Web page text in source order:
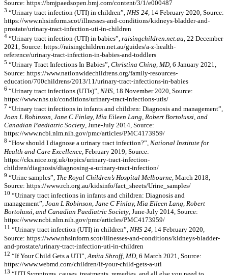
Source: https://bmjpaedsopen.bmj.com/content/3/1/e000487
3 “Urinary tract infection (UTI) in children”, NHS 24, 14 February 2020, Source:
https://www.nhsinform.scot/illnesses-and-conditions/kidneys-bladder-and-
prostate/urinary-tract-infection-uti-in-children
4 “Urinary tract infection (UTI) in babies”, raisingchildren.net.au, 22 December
2021, Source: https://raisingchildren.net.au/guides/a-z-health-
reference/urinary-tract-infection-in-babies-and-toddlers
5 “Urinary Tract Infections In Babies”, Christina Ching, MD, 6 January 2021,
Source: https://www.nationwidechildrens.org/family-resources-
education/700childrens/2013/11/urinary-tract-infections-in-babies
6 “Urinary tract infections (UTIs)”, NHS, 18 November 2020, Source:
https://www.nhs.uk/conditions/urinary-tract-infections-utis/
7 “Urinary tract infections in infants and children: Diagnosis and management”,
Joan L Robinson, Jane C Finlay, Mia Eileen Lang, Robert Bortolussi, and
Canadian Paediatric Society, June-July 2014, Source:
https://www.ncbi.nlm.nih.gov/pmc/articles/PMC4173959/
8 “How should I diagnose a urinary tract infection?”, National Institute for
Health and Care Excellence, February 2019, Source:
https://cks.nice.org.uk/topics/urinary-tract-infection-
children/diagnosis/diagnosing-a-urinary-tract-infection/
9 “Urine samples”, The Royal Children’s Hospital Melbourne, March 2018,
Source: https://www.rch.org.au/kidsinfo/fact_sheets/Urine_samples/
10 “Urinary tract infections in infants and children: Diagnosis and
management”, Joan L Robinson, Jane C Finlay, Mia Eileen Lang, Robert
Bortolussi, and Canadian Paediatric Society, June-July 2014, Source:
https://www.ncbi.nlm.nih.gov/pmc/articles/PMC4173959/
11 “Urinary tract infection (UTI) in children”, NHS 24, 14 February 2020,
Source: https://www.nhsinform.scot/illnesses-and-conditions/kidneys-bladder-
and-prostate/urinary-tract-infection-uti-in-children
12 “If Your Child Gets a UTI”, Amita Shroff, MD, 6 March 2021, Source:
https://www.webmd.com/children/if-your-child-gets-a-uti
13